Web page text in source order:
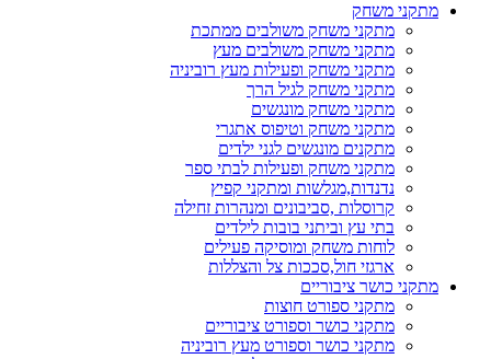
מתקני משחק
מתקני משחק משולבים ממתכת
מתקני משחק משולבים מעץ
מתקני משחק ופעילות מעץ רוביניה
מתקני משחק לגיל הרך
מתקני משחק מונגשים
מתקני משחק וטיפוס אתגרי
מתקנים מונגשים לגני ילדים
מתקני משחק ופעילות לבתי ספר
נדנדות,מגלשות ומתקני קפיץ
קרוסלות ,סביבונים ומנהרות זחילה
בתי עץ וביתני בובות לילדים
לוחות משחק ומוסיקה פעילים
ארגזי חול,סככות צל והצללות
מתקני כושר ציבוריים
מתקני ספורט חוצות
מתקני כושר וספורט ציבוריים
מתקני כושר וספורט מעץ רוביניה